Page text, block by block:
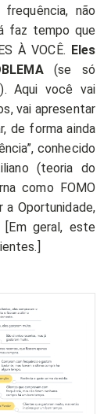
não
faz tempo que
À VOCÊ. Eles
(se só
Aqui você vai
vai apresentar
de forma ainda
conhecido
(teoria do
como FOMO
Oportunidade,
[Em geral, este